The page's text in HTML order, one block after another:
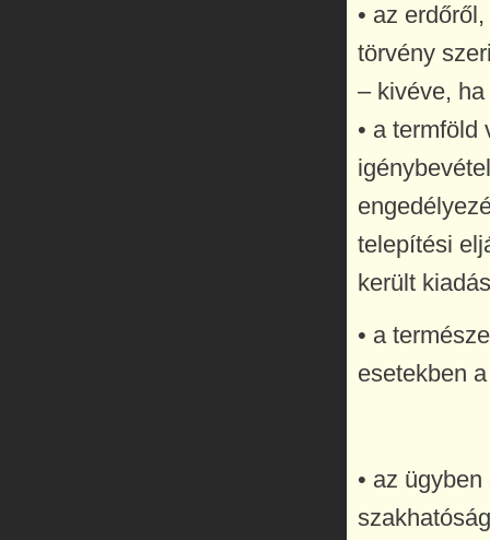
• az
törvény
– kivéve,
• a
telepítési
került
• a
esetekben
• az